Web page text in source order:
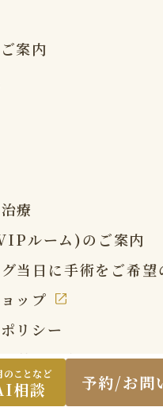
のことなど
相談 予約/お問
案内
療
ルーム)の ご案内
当日に手術をご希望
ップ
リシー
基づく表記について